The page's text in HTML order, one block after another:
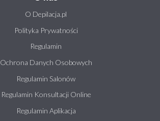
O Depilacja.pl
Polityka Prywatności
Regulamin
Ochrona Danych Osobowych
Regulamin Salonów
Regulamin Konsultacji Online
Regulamin Aplikacja